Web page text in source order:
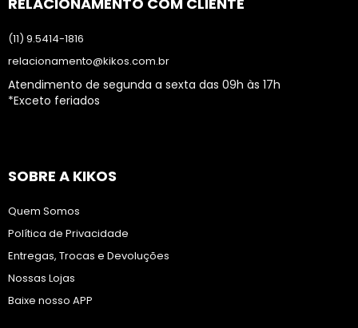
(11) 9.5414-1816
relacionamento@kikos.com.br
Atendimento de segunda a sexta das 09h às 17h
*Exceto feriados
SOBRE A KIKOS
Quem Somos
Política de Privacidade
Entregas, Trocas e Devoluções
Nossas Lojas
Baixe nosso APP